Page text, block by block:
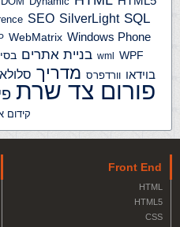
SEO SilverLight SQL
WebMatrix Windows Phone
wml WPF בניית אתרים
בוידאו וורדפרס מדריך
פורום צד שרת
קידום
Front End
HTML
HTML5
CSS